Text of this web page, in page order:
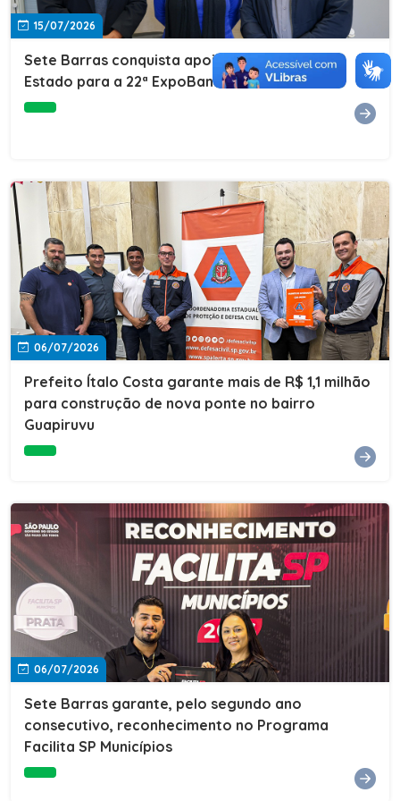
15/07/2026
Sete Barras conquista apoio do Governo do
Estado para a 22ª ExpoBanana
06/07/2026
Prefeito Ítalo Costa garante mais de R$ 1,1 milhão
para construção de nova ponte no bairro
Guapiruvu
06/07/2026
Sete Barras garante, pelo segundo ano
consecutivo, reconhecimento no Programa
Facilita SP Municípios